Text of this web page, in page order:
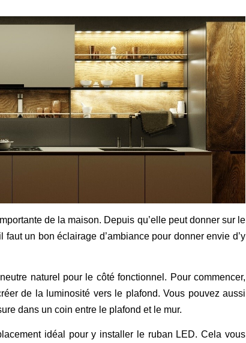
de la maison. Depuis qu’elle peut donner sur le
un bon éclairage d’ambiance pour donner envie d’y
naturel pour le côté fonctionnel. Pour commencer,
de la luminosité vers le plafond. Vous pouvez aussi
dans un coin entre le plafond et le mur.
idéal pour y installer le ruban LED. Cela vous